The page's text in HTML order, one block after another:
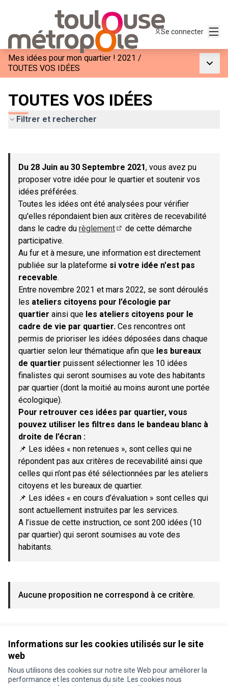
Informations sur les cookies utilisés sur le site
web
Nous utilisons des cookies sur notre site Web pour améliorer la
performance et les contenus du site. Les cookies nous
Se connecter
Mes idées pour mon quartier ! 2021 /
TOUTES VOS IDÉES
TOUTES VOS IDÉES
Filtrer et rechercher
−
Du 28 Juin au 30 Septembre 2021, vous avez pu
proposer votre idée pour le quartier et soutenir vos
idées préférées.
Toutes les idées ont été analysées pour vérifier
qu'elles répondaient bien aux critères de recevabilité
dans le cadre du règlement
de cette démarche
participative.
Au fur et à mesure, une information est directement
publiée sur la plateforme si votre idée n'est pas
recevable.
Entre novembre 2021 et mars 2022, se sont déroulés
les ateliers citoyens pour l’écologie par
quartier ainsi que les ateliers citoyens pour le
cadre de vie par quartier. Ces rencontres ont
permis de prioriser les idées déposées dans chaque
quartier selon leur thématique afin que les bureaux
de quartier puissent sélectionner les 10 idées
finalistes qui seront soumises au vote des habitants
par quartier (dont la moitié au moins auront une portée
écologique).
Pour retrouver ces idées par quartier, vous
pouvez utiliser les filtres dans le bandeau blanc à
droite de l’écran :
📌 Les idées « non retenues », sont celles qui ne
répondent pas aux critères de recevabilité ainsi que
celles qui n’ont pas été sélectionnées par les ateliers
citoyens et les bureaux de quartier.
📌 Les idées « en cours d’évaluation » sont celles qui
sont actuellement instruites par les services.
A l’issue de cette instruction, ce sont 200 idées (10
par quartier) qui seront soumises au vote des
habitants.
Aucune proposition ne correspond à ce critère.
Conditions d'utilisation
Paramètres des cookies